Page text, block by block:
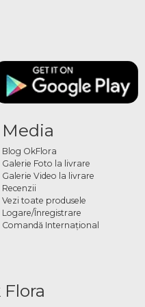
Media
Blog OkFlora
Galerie Foto la livrare
Galerie Video la livrare
Recenzii
Vezi toate produsele
Logare/Înregistrare
Comandă Internațional